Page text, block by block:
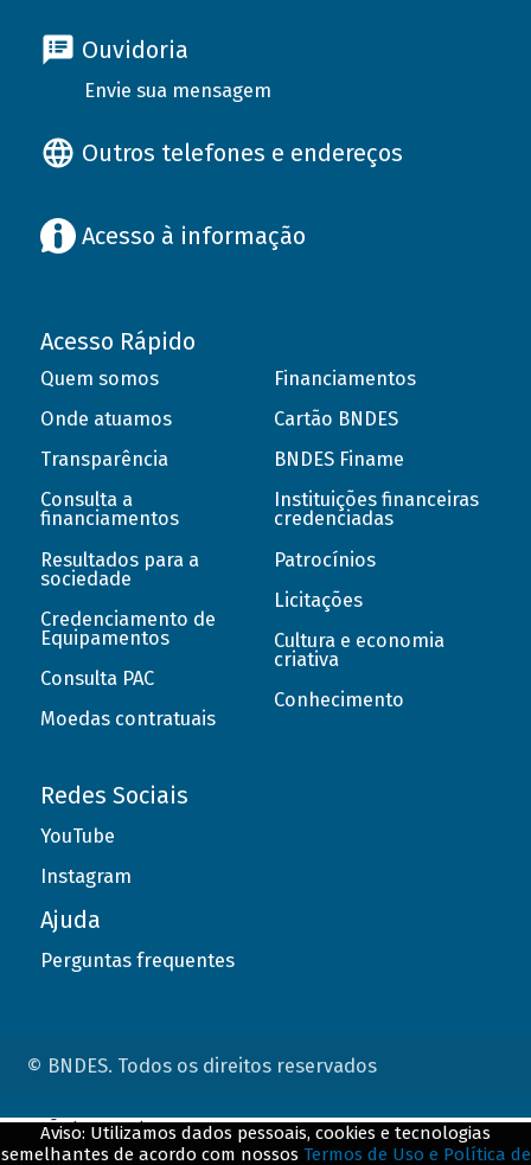
Ouvidoria
Envie sua mensagem
Outros telefones e endereços
Acesso à informação
Acesso Rápido
Quem somos
Onde atuamos
Transparência
Consulta a
financiamentos
Resultados para a
sociedade
Credenciamento de
Equipamentos
Consulta PAC
Moedas contratuais
Financiamentos
Cartão BNDES
BNDES Finame
Instituições financeiras
credenciadas
Patrocínios
Licitações
Cultura e economia
criativa
Conhecimento
Redes Sociais
YouTube
Instagram
Ajuda
Perguntas frequentes
© BNDES. Todos os direitos reservados
Aviso: Utilizamos dados pessoais, cookies e tecnologias
semelhantes de acordo com nossos Termos de Uso e Política de
ConteÃºdo complementar